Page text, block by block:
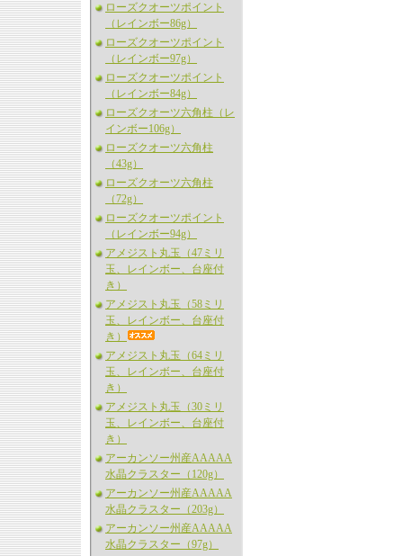
ローズクオーツポイント
（レインボー86g）
ローズクオーツポイント
（レインボー97g）
ローズクオーツポイント
（レインボー84g）
ローズクオーツ六角柱（レ
インボー106g）
ローズクオーツ六角柱
（43g）
ローズクオーツ六角柱
（72g）
ローズクオーツポイント
（レインボー94g）
アメジスト丸玉（47ミリ
玉、レインボー、台座付
き）
アメジスト丸玉（58ミリ
玉、レインボー、台座付
き）
アメジスト丸玉（64ミリ
玉、レインボー、台座付
き）
アメジスト丸玉（30ミリ
玉、レインボー、台座付
き）
アーカンソー州産AAAAA
水晶クラスター（120g）
アーカンソー州産AAAAA
水晶クラスター（203g）
アーカンソー州産AAAAA
水晶クラスター（97g）